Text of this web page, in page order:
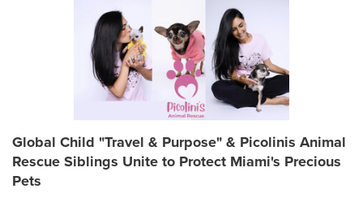
Global Child "Travel & Purpose" & Picolinis Animal
Rescue Siblings Unite to Protect Miami's Precious
Pets